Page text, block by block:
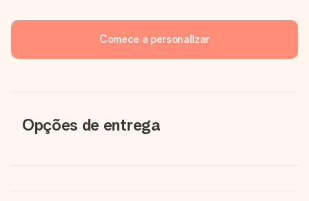
Comece a personalizar
Opções de entrega